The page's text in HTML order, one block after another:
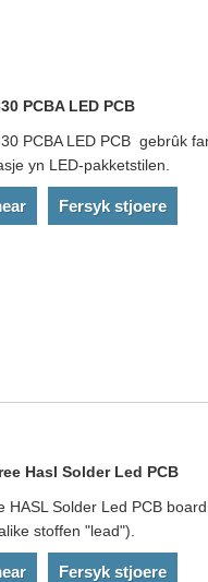
PCBA LED PCB
PCBA LED PCB gebrûk
yn LED-pakketstilen.
Fersyk stjoere
Hasl Solder Led PCB
HASL Solder Led PCB
stoffen "lead").
Fersyk stjoere